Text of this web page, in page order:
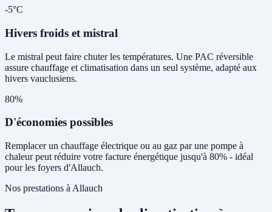
-5°C
Hivers froids et mistral
Le mistral peut faire chuter les températures. Une PAC réversible
assure chauffage et climatisation dans un seul système, adapté aux
hivers vauclusiens.
80%
D'économies possibles
Remplacer un chauffage électrique ou au gaz par une pompe à
chaleur peut réduire votre facture énergétique jusqu'à 80% - idéal
pour les foyers d'Allauch.
Nos prestations à Allauch